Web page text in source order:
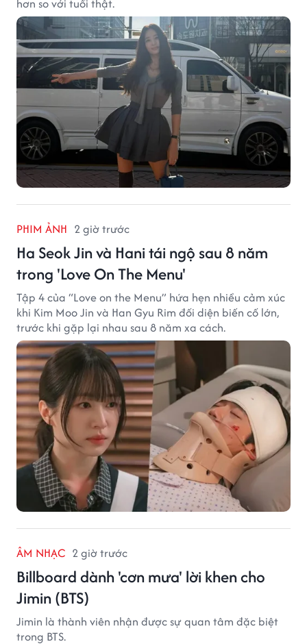
hơn so với tuổi thật.
PHIM ẢNH 2 giờ trước
Ha Seok Jin và Hani tái ngộ sau 8 năm
trong 'Love On The Menu'
Tập 4 của “Love on the Menu” hứa hẹn nhiều cảm xúc
khi Kim Moo Jin và Han Gyu Rim đối diện biến cố lớn,
trước khi gặp lại nhau sau 8 năm xa cách.
ÂM NHẠC 2 giờ trước
Billboard dành 'cơn mưa' lời khen cho
Jimin (BTS)
Jimin là thành viên nhận được sự quan tâm đặc biệt
trong BTS.